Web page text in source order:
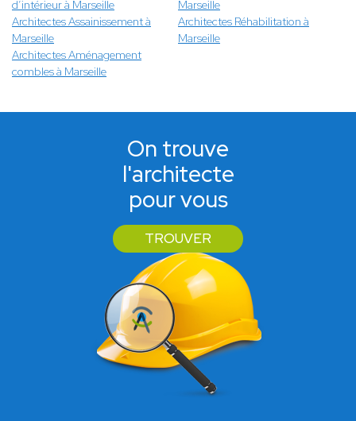
d’intérieur à Marseille
Marseille
Architectes Assainissement à
Marseille
Architectes Réhabilitation à
Marseille
Architectes Aménagement
combles à Marseille
On trouve
l'architecte
pour vous
TROUVER